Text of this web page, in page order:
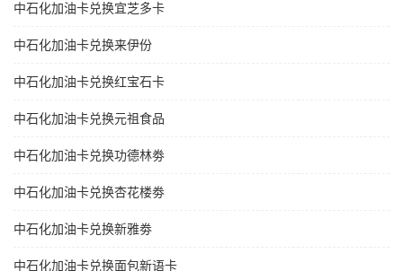
中石化加油卡兑换宜芝多卡
中石化加油卡兑换来伊份
中石化加油卡兑换红宝石卡
中石化加油卡兑换元祖食品
中石化加油卡兑换功德林劵
中石化加油卡兑换杏花楼劵
中石化加油卡兑换新雅劵
中石化加油卡兑换面包新语卡